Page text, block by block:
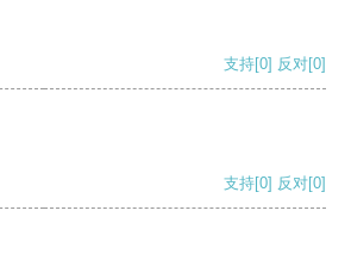
支持[0] 反对[0]
支持[0] 反对[0]